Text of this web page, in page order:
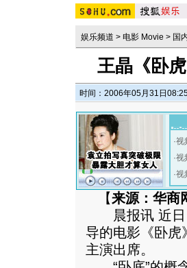
娱乐频道 > 电影 Movie > 国
王晶《卧
时间：2006年05月31日
·视
·视
·视
【来源：华商
晨报讯 近日
导的电影《卧虎
主演出席。